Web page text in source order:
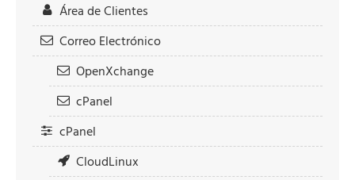
Área de Clientes
Correo Electrónico
OpenXchange
cPanel
cPanel
CloudLinux